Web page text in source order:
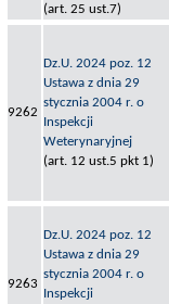
(art. 25 ust.7)
9262
Dz.U. 2024 poz. 12
Ustawa z dnia 29
stycznia 2004 r. o
Inspekcji
Weterynaryjnej
(art. 12 ust.5 pkt 1)
9263
Dz.U. 2024 poz. 12
Ustawa z dnia 29
stycznia 2004 r. o
Inspekcji